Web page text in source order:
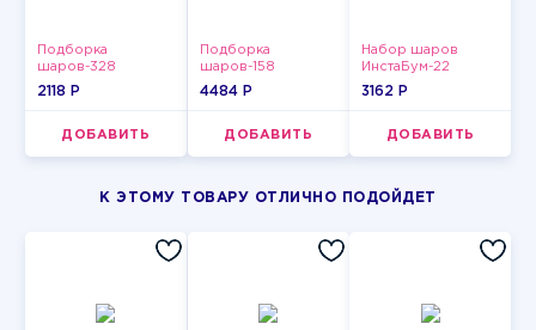
Подборка
шаров-328
2118 P
ДОБАВИТЬ
Подборка
шаров-158
4484 P
ДОБАВИТЬ
Набор шаров
ИнстаБум-22
3162 P
ДОБАВИТЬ
К ЭТОМУ ТОВАРУ ОТЛИЧНО ПОДОЙДЕТ